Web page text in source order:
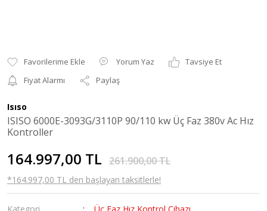
Yorum Yaz
Tavsiye Et
Fiyat Alarmı
Paylaş
Isıso
ISISO 6000E-3093G/3110P 90/110 kw Üç Faz 380v Ac Hız
Kontroller
164.997,00 TL 261.900,00 TL
*164.997,00 TL den başlayan taksitlerle!